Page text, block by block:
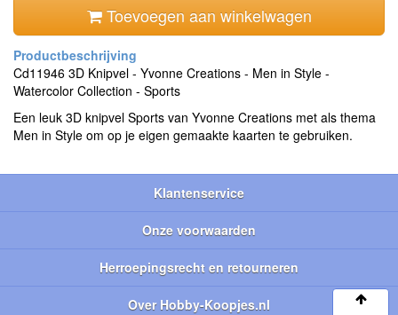
Toevoegen aan winkelwagen
Cd11946 3D Knipvel - Yvonne Creations - Men in Style -
Watercolor Collection - Sports
Een leuk 3D knipvel Sports van Yvonne Creations met als thema
Men in Style om op je eigen gemaakte kaarten te gebruiken.
Klantenservice
Onze voorwaarden
Herroepingsrecht en retourneren
Over Hobby-Koopjes.nl